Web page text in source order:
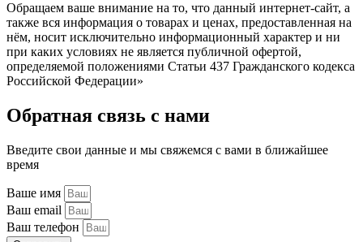
Обращаем ваше внимание на то, что данный интернет-сайт, а
также вся информация о товарах и ценах, предоставленная на
нём, носит исключительно информационный характер и ни
при каких условиях не является публичной офертой,
определяемой положениями Статьи 437 Гражданского кодекса
Российской Федерации»
Обратная связь с нами
Введите свои данные и мы свяжемся с вами в ближайшее
время
Ваше имя
Ваш email
Ваш телефон